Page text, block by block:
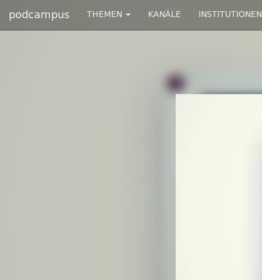
podcampus THEMEN KANÄLE INSTITUTIONEN